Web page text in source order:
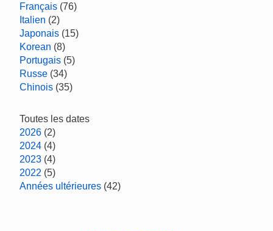
Français (76)
Italien (2)
Japonais (15)
Korean (8)
Portugais (5)
Russe (34)
Chinois (35)
Toutes les dates
2026 (2)
2024 (4)
2023 (4)
2022 (5)
Années ultérieures (42)